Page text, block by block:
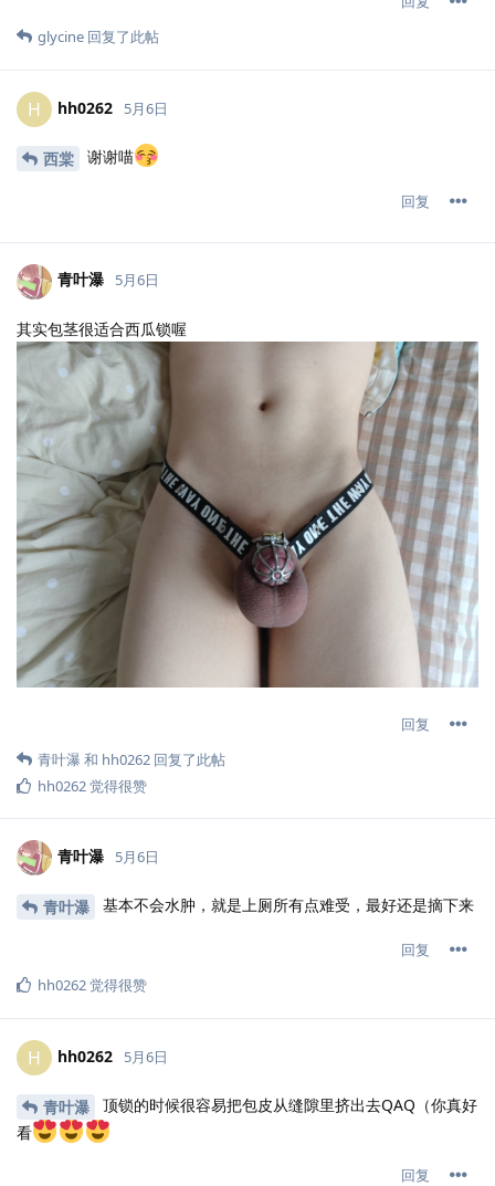
glycine 回复了此帖
H hh0262 5月6日
西棠 谢谢喵
回复
青叶瀑 5月6日
其实包茎很适合西瓜锁喔
回复
青叶瀑 和 hh0262 回复了此帖
hh0262觉得很赞
青叶瀑 5月6日
青叶瀑 基本不会水肿，就是上厕所有点难受，最好还是摘下来
回复
hh0262觉得很赞
H hh0262 5月6日
青叶瀑
顶锁的时候很容易把包皮从缝隙里挤出去QAQ（你真好
看
回复